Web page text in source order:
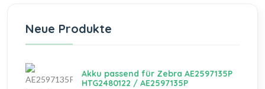
Neue Produkte
Akku passend für Zebra AE2597135P
HTG2480122 / AE2597135P